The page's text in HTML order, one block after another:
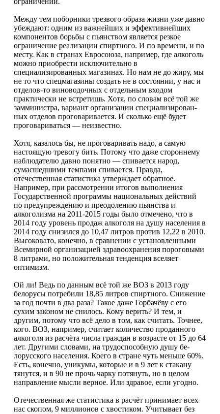
Между тем поборники трезвого образа жизни уже давно
убеждают: одним из важнейших и эф­фективнейших
компонентов борьбы с пьянством является резкое
ограничение реализации спирт­ного. И по времени, и по
месту. Как в странах Ев­росоюза, например, где алкоголь
можно приобре­сти исключительно в
специализированных мага­зинах. Но нам не до жиру, мы
не то что спецмага­зины создать не в состоянии, у нас и
отделов-то виноводочных с отдельным входом
практически не встретишь. Хотя, по словам всё той же
замми­нистра, вариант организации специализирован­
ных отделов проговаривается. И сколько ещё бу­дет
проговариваться — неизвестно.
Хотя, казалось бы, не проговаривать надо, а са­мую
настоящую тревогу бить. Потому что даже стороннему
наблюдателю давно понятно — спи­вается народ,
сумасшедшими темпами спивает­ся. Правда,
отечественная статистика утвержда­ет обратное.
Например, при рассмотрении итогов выполнения
Государственной программы нацио­нальных действий
по предупреждению и преодо­лению пьянства и
алкоголизма на 2011-2015 го­ды было отмечено, что в
2014 году уровень про­даж алкоголя на душу населения в
2014 году сни­зился до 10,47 литров против 12,22 в 2010.
Высо­ковато, конечно, в сравнении с установленными
Всемирной организацией здравоохранения поро­говыми
8 литрами, но положительная тенденция вселяет
оптимизм.
Ой ли! Ведь по данным всё той же ВОЗ в 2013 году
белорусы потребили 18,85 литров спиртно­го. Снижение
за год почти в два раза? Такое да­же Горбачёву с его
сухим законом не снилось. Ко­му верить? И тем, и
другим, потому что всё де­ло в том, как считать. Точнее,
кого. ВОЗ, напри­мер, считает количество проданного
алкоголя из расчёта числа граждан в возрасте от 15 до 64
лет. Другими словами, на трудоспособную душу бе­
лорусского населения. Коего в стране чуть мень­ше 60%.
Есть, конечно, уникумы, которые и в 9 лет к стакану
тянутся, и в 90 не прочь чарку по­тянуть, но в целом
направление мысли верное. Или здравое, если угодно.
Отечественная же статистика в расчёт прини­мает всех
нас скопом, 9 миллионов с хвостиком. Учитывает без